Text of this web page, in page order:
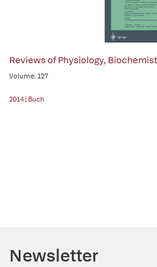
Reviews of Physiology,
Volume: 127
2014 | Buch
Newsletter